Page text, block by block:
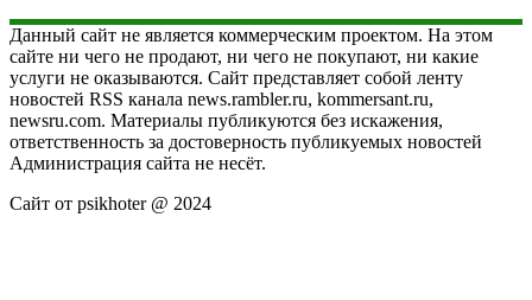
Данный сайт не является коммерческим проектом. На этом
сайте ни чего не продают, ни чего не покупают, ни какие
услуги не оказываются. Сайт представляет собой ленту
новостей RSS канала news.rambler.ru, kommersant.ru,
newsru.com. Материалы публикуются без искажения,
ответственность за достоверность публикуемых новостей
Администрация сайта не несёт.
Сайт от psikhoter @ 2024